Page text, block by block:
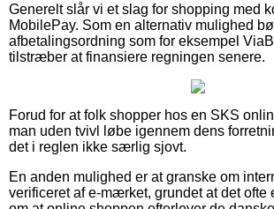
Generelt slår vi et slag for shopping med
MobilePay. Som en alternativ mulighed
afbetalingsordning som for eksempel
tilstræber at finansiere regningen senere.
Forud for at folk shopper hos en SKS
man uden tvivl løbe igennem dens
det i reglen ikke særlig sjovt.
En anden mulighed er at granske om
verificeret af e-mærket, grundet at det ofte